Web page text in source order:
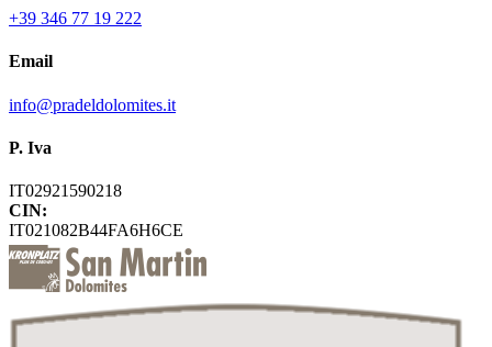
+39 346 77 19 222
Email
info@pradeldolomites.it
P. Iva
IT02921590218
CIN:
IT021082B44FA6H6CE